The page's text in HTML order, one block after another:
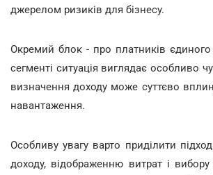
джерелом ризиків для бізнесу.
Окремий блок - про платників
сегменті ситуація виглядає особливо
визначення доходу може суттєво
навантаження.
Особливу увагу варто приділити
доходу, відображенню витрат і